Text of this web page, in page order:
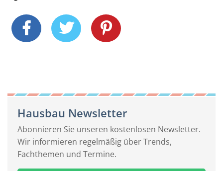
Hausbau Newsletter
Abonnieren Sie unseren kostenlosen Newsletter.
Wir informieren regelmäßig über Trends,
Fachthemen und Termine.